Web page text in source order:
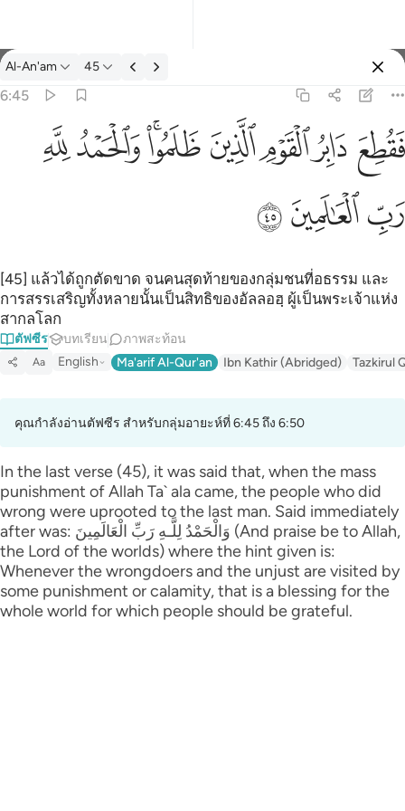
ตัฟซีร: Al-An'am 6:45
Al-An'am 45
6:45
فقطع دابر القوم الذين ظلموا والحمد لله رب العالمين ٤٥
ٱلْقَوْمِ ٱلَّذِينَ ظَلَمُوا۟ ۚ وَٱلْحَمْدُ لِلَّهِ رَبِّ ٱلْعَـٰلَمِينَ ٤٥ﱁ ﱂﱃﱄﱅﱆﱇﱈ
ﱉﱊﱋ
[45] แล้วได้ถูกตัดขาด จนคนสุดท้ายของกลุ่มชนที่อธรรม และ
การสรรเสริญทั้งหลายนั้นเป็นสิทธิของอัลลอฮฺ ผู้เป็นพระเจ้าแห่ง
สากลโลก
ตัฟซีร บทเรียน ภาพสะท้อน
Aa English Ma'arif Al-Qur'an Ibn Kathir (Abridged) Tazkirul
คุณกำลังอ่านตัฟซีร สำหรับกลุ่มอายะห์ที่ 6:45 ถึง 6:50
In the last verse (45), it was said that, when the mass
punishment of Allah Ta` ala came, the people who did
wrong were uprooted to the last man. Said immediately
after was: وَالْحَمْدُ لِلَّـهِ رَ‌بِّ الْعَالَمِينَ (And praise be to Allah,
the Lord of the worlds) where the hint given is:
Whenever the wrongdoers and the unjust are visited by
some punishment or calamity, that is a blessing for the
whole world for which people should be grateful.